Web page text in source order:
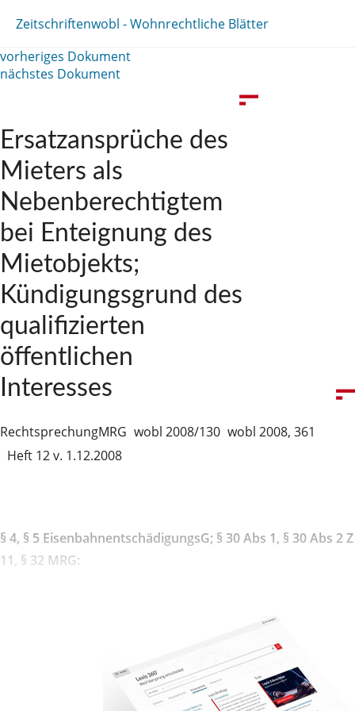
Zeitschriftenwobl - Wohnrechtliche Blätter
vorheriges Dokument
nächstes Dokument
Ersatzansprüche des
Mieters als
Nebenberechtigtem
bei Enteignung des
Mietobjekts;
Kündigungsgrund des
qualifizierten
öffentlichen
Interesses
RechtsprechungMRG wobl 2008/130 wobl 2008, 361
Heft 12 v. 1.12.2008
§ 4, § 5 EisenbahnentschädigungsG; § 30 Abs 1, § 30 Abs 2 Z
11, § 32 MRG: